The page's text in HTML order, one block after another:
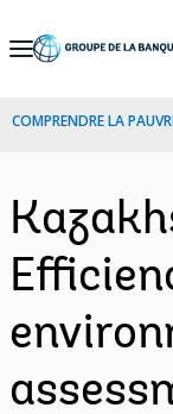
Skip
Navigation
COMPRENDRE LA